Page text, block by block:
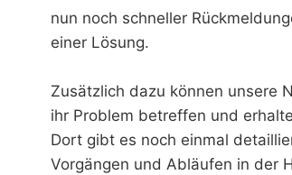
nun noch schneller
einer Lösung.
Zusätzlich dazu können unsere
ihr Problem betreffen und
Dort gibt es noch einmal
Vorgängen und Abläufen in der